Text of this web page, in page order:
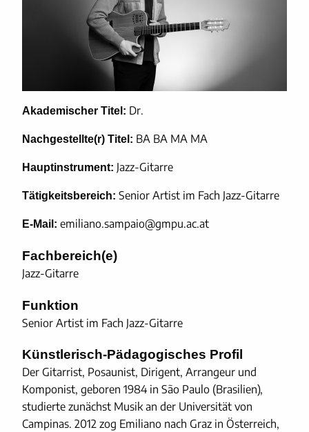
Akademischer Titel: Dr.
Nachgestellte(r) Titel: BA BA MA MA
Hauptinstrument: Jazz-Gitarre
Tätigkeitsbereich: Senior Artist im Fach Jazz-Gitarre
E-Mail: emiliano.sampaio@gmpu.ac.at
Fachbereich(e)
Jazz-Gitarre
Funktion
Senior Artist im Fach Jazz-Gitarre
Künstlerisch-Pädagogisches Profil
Der Gitarrist, Posaunist, Dirigent, Arrangeur und
Komponist, geboren 1984 in São Paulo (Brasilien),
studierte zunächst Musik an der Universität von
Campinas. 2012 zog Emiliano nach Graz in Österreich,